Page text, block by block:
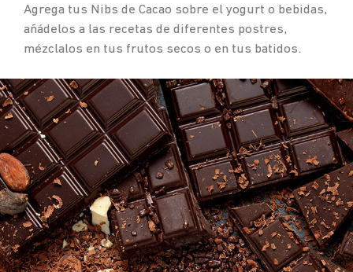
Agrega tus Nibs de Cacao sobre el yogurt o bebidas,
añádelos a las recetas de diferentes postres,
mézclalos en tus frutos secos o en tus batidos.